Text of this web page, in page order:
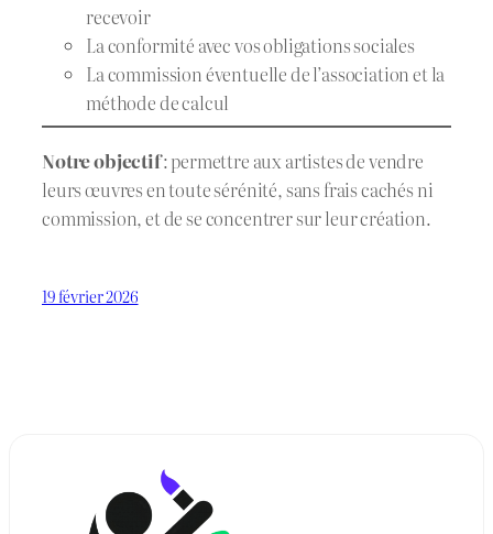
recevoir
La conformité avec vos obligations sociales
La commission éventuelle de l’association et la
méthode de calcul
Notre objectif: permettre aux artistes de vendre
leurs œuvres en toute sérénité, sans frais cachés ni
commission, et de se concentrer sur leur création.
19 février 2026